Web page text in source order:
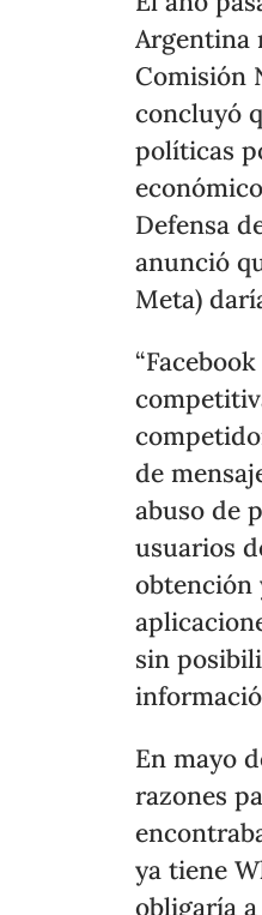
Argentina
Comisión
concluyó
políticas
Defensa
anunció
Meta)
de
abuso de
usuarios
obtención
sin
En mayo
razones
ya tiene
obligaría